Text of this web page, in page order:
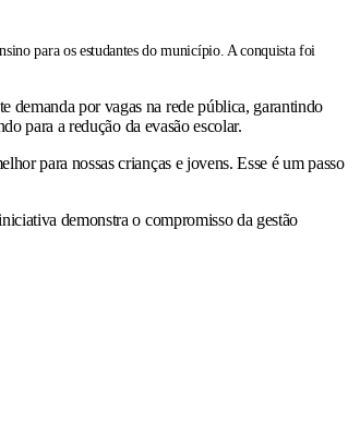
para os estudantes do município. A conquista foi
demanda por vagas na rede pública, garantindo
para a redução da evasão escolar.
para nossas crianças e jovens. Esse é um passo
demonstra o compromisso da gestão